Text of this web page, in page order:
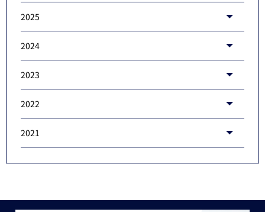
2025
2024
2023
2022
2021